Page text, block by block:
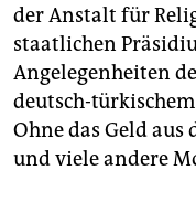
der Anstalt für
staatlichen
Angelegenheiten
deutsch-
Ohne das Geld aus
und viele andere